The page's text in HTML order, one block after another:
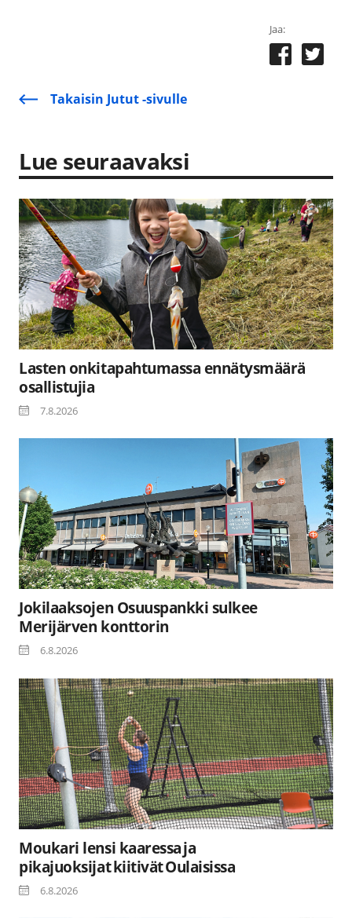
Jaa:
Takaisin Jutut -sivulle
Lue seuraavaksi
Lasten onkitapahtumassa ennätysmäärä
osallistujia
7.8.2026
Jokilaaksojen Osuuspankki sulkee
Merijärven konttorin
6.8.2026
Moukari lensi kaaressa ja
pikajuoksijat kiitivät Oulaisissa
6.8.2026